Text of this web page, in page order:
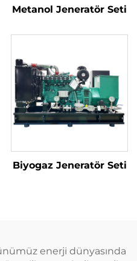
Metanol Jeneratör Seti
Biyogaz Jeneratör Seti
enerji dünyasında